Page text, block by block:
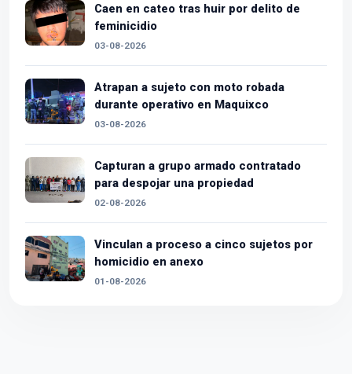
Caen en cateo tras huir por delito de
feminicidio
03-08-2026
Atrapan a sujeto con moto robada
durante operativo en Maquixco
03-08-2026
Capturan a grupo armado contratado
para despojar una propiedad
02-08-2026
Vinculan a proceso a cinco sujetos por
homicidio en anexo
01-08-2026